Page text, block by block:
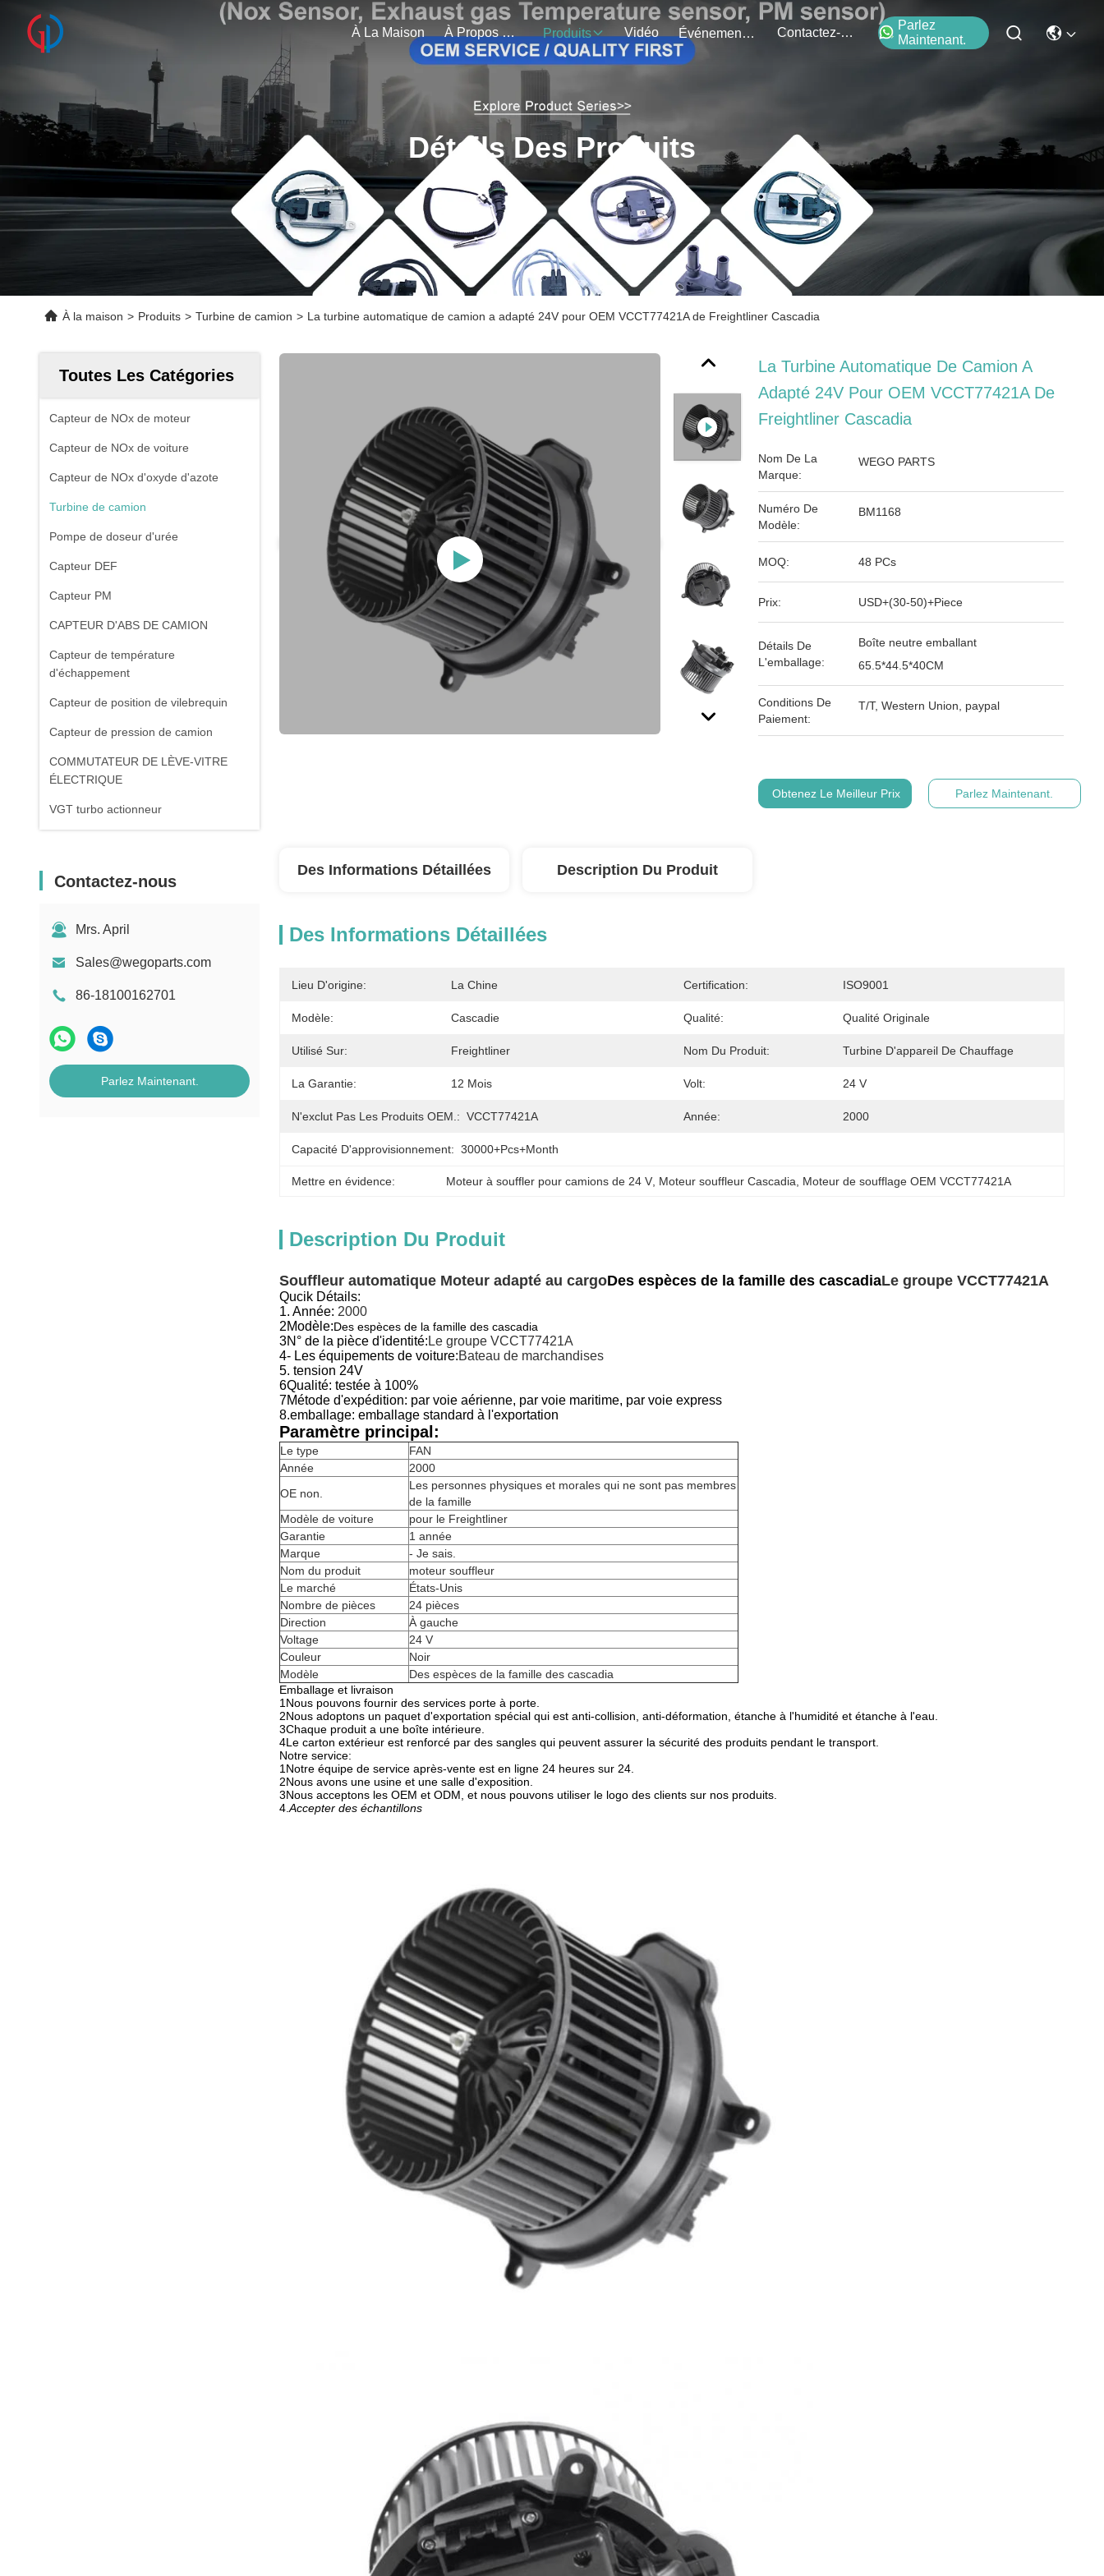
À La Maison À Propos De Nous Produits Vidéo Événements Contactez-Nous
Parlez
Maintenant.
Détails Des Produits
À la maison > Produits > Turbine de camion > La turbine automatique de camion a adapté 24V pour OEM VCCT77421A de Freightliner Cascadia
Toutes Les Catégories
Capteur de NOx de moteur
Capteur de NOx de voiture
Capteur de NOx d'oxyde d'azote
Turbine de camion
Pompe de doseur d'urée
Capteur DEF
Capteur PM
CAPTEUR D'ABS DE CAMION
Capteur de température
d'échappement
Capteur de position de vilebrequin
Capteur de pression de camion
COMMUTATEUR DE LÈVE-VITRE
ÉLECTRIQUE
VGT turbo actionneur
Contactez-nous
Mrs. April
Sales@wegoparts.com
86-18100162701
Parlez Maintenant.
La Turbine Automatique De Camion A
Adapté 24V Pour OEM VCCT77421A De
Freightliner Cascadia
Nom De La
Marque:
WEGO PARTS
Numéro De
Modèle:
BM1168
MOQ: 48 PCs
Prix: USD+(30-50)+Piece
Détails De
L'emballage:
Boîte neutre emballant
65.5*44.5*40CM
Conditions De
Paiement:
T/T, Western Union, paypal
Obtenez Le Meilleur Prix Parlez Maintenant.
Des Informations Détaillées Description Du Produit
Des Informations Détaillées
Lieu D'origine: La Chine Certification: ISO9001
Modèle: Cascadie Qualité: Qualité Originale
Utilisé Sur: Freightliner Nom Du Produit: Turbine D'appareil De Chauffage
La Garantie: 12 Mois Volt: 24 V
N'exclut Pas Les Produits OEM.: VCCT77421A Année: 2000
Capacité D'approvisionnement: 30000+Pcs+Month
Mettre en évidence: Moteur à souffler pour camions de 24 V Moteur souffleur Cascadia Moteur de soufflage OEM VCCT77421A
Description Du Produit
Souffleur automatique Moteur adapté au cargoDes espèces de la famille des cascadiaLe groupe VCCT77421A
Qucik Détails:
1. Année: 2000
2Modèle:Des espèces de la famille des cascadia
3N° de la pièce d'identité: Le groupe VCCT77421A
4- Les équipements de voiture:Bateau de marchandises
5. tension 24V
6Qualité: testée à 100%
7Métode d'expédition: par voie aérienne, par voie maritime, par voie express
8.emballage: emballage standard à l'exportation
Paramètre principal:
Le type
FAN
Année
2000
OE non.
Les personnes physiques et morales qui ne sont pas membres
de la famille
Modèle de voiture
pour le Freightliner
Garantie
1 année
Marque
- Je sais.
Nom du produit
moteur souffleur
Le marché
États-Unis
Nombre de pièces
24 pièces
Direction
À gauche
Voltage
24 V
Couleur
Noir
Modèle
Des espèces de la famille des cascadia
Emballage et livraison
1Nous pouvons fournir des services porte à porte.
2Nous adoptons un paquet d'exportation spécial qui est anti-collision, anti-déformation, étanche à l'humidité et étanche à l'eau.
3Chaque produit a une boîte intérieure.
4Le carton extérieur est renforcé par des sangles qui peuvent assurer la sécurité des produits pendant le transport.
Notre service:
1Notre équipe de service après-vente est en ligne 24 heures sur 24.
2Nous avons une usine et une salle d'exposition.
3Nous acceptons les OEM et ODM, et nous pouvons utiliser le logo des clients sur nos produits.
4. Accepter des échantillons